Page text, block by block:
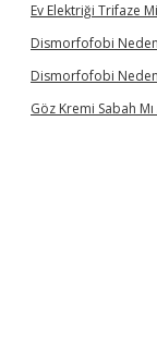
Ev Elektriği Trifaze Mi
Dismorfofobi
Dismorfofobi
Göz Kremi Sabah Mı